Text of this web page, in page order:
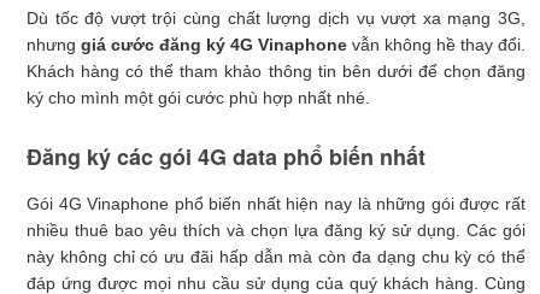
Dù tốc độ vượt trội cùng chất lượng dịch vụ vượt xa mạng 3G,
nhưng giá cước đăng ký 4G Vinaphone vẫn không hề thay đổi.
Khách hàng có thể tham khảo thông tin bên dưới để chọn đăng
ký cho mình một gói cước phù hợp nhất nhé.
Đăng ký các gói 4G data phổ biến nhất
Gói 4G Vinaphone phổ biến nhất hiện nay là những gói được rất
nhiều thuê bao yêu thích và chọn lựa đăng ký sử dụng. Các gói
này không chỉ có ưu đãi hấp dẫn mà còn đa dạng chu kỳ có thể
đáp ứng được mọi nhu cầu sử dụng của quý khách hàng. Cùng